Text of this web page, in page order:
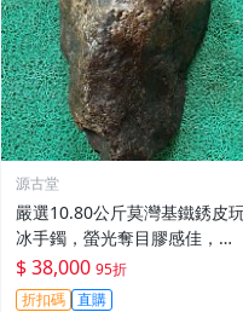
源古堂
嚴選10.80公斤莫灣基鐵銹皮
冰手鐲，螢光奪目膠感佳，收
藏把玩兩相宜 磯石 標本 翡翠
玉石
$ 38,000 95折
折扣碼 直購